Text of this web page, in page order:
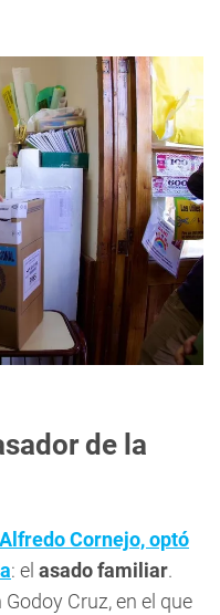
de la
Alfredo Cornejo, optó
: el asado familiar.
Cruz, en el que